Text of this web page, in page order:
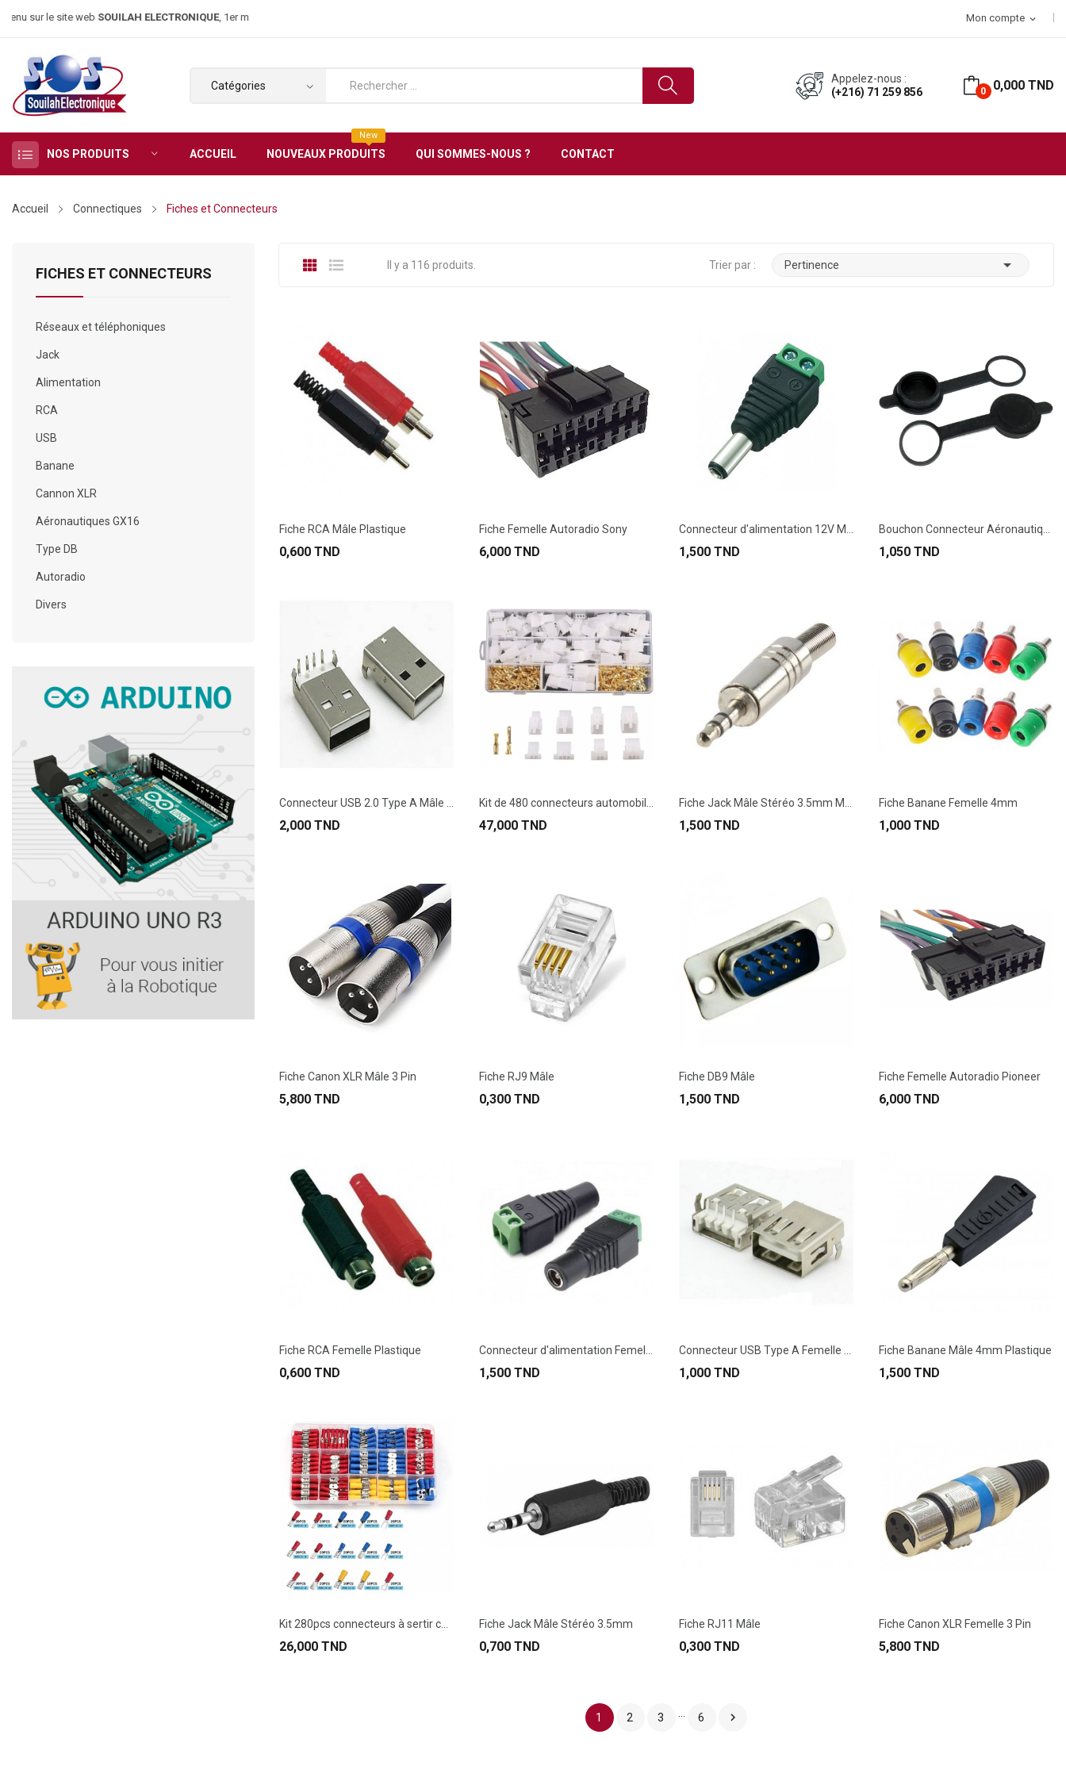
Mon compte expand_more
le site webSOUILAH ELECTRONIQUE, 1er magasin d’électronique en Tunisie Livraison gratuite à partir de 150 DT d’achat
0 0,000 TND
Appelez-nous :
(+216) 71 259 856
NOS PRODUITS ACCUEIL NOUVEAUX PRODUITS
New
QUI SOMMES-NOUS ? CONTACT
Accueil Connectiques Fiches et Connecteurs
FICHES ET CONNECTEURS
Réseaux et téléphoniques
Jack
Alimentation
RCA
USB
Banane
Cannon XLR
Aéronautiques GX16
Type DB
Autoradio
Divers
Il y a 116 produits. Trier par : Pertinence 
Fiche RCA Mâle Plastique
0,600 TND
Fiche Femelle Autoradio Sony
6,000 TND 1,500 TND 1,050 TND
2,000 TND 47,000 TND 1,500 TND
Fiche Banane Femelle 4mm
1,000 TND
Fiche Canon XLR Mâle 3 Pin
5,800 TND
Fiche RJ9 Mâle
0,300 TND
Fiche DB9 Mâle
1,500 TND
Fiche Femelle Autoradio Pioneer
6,000 TND
Fiche RCA Femelle Plastique
0,600 TND 1,500 TND 1,000 TND
Fiche Banane Mâle 4mm Plastique
1,500 TND
26,000 TND
Fiche Jack Mâle Stéréo 3.5mm
0,700 TND
Fiche RJ11 Mâle
0,300 TND
Fiche Canon XLR Femelle 3 Pin
5,800 TND
1 2 3 6 